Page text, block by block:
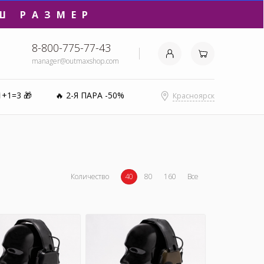
РАЗМЕР
8-800-775-77-43
manager@outmaxshop.com
🎁 🔥 2-Я ПАРА -50% Красноярск
Количество 40 80 160 Все